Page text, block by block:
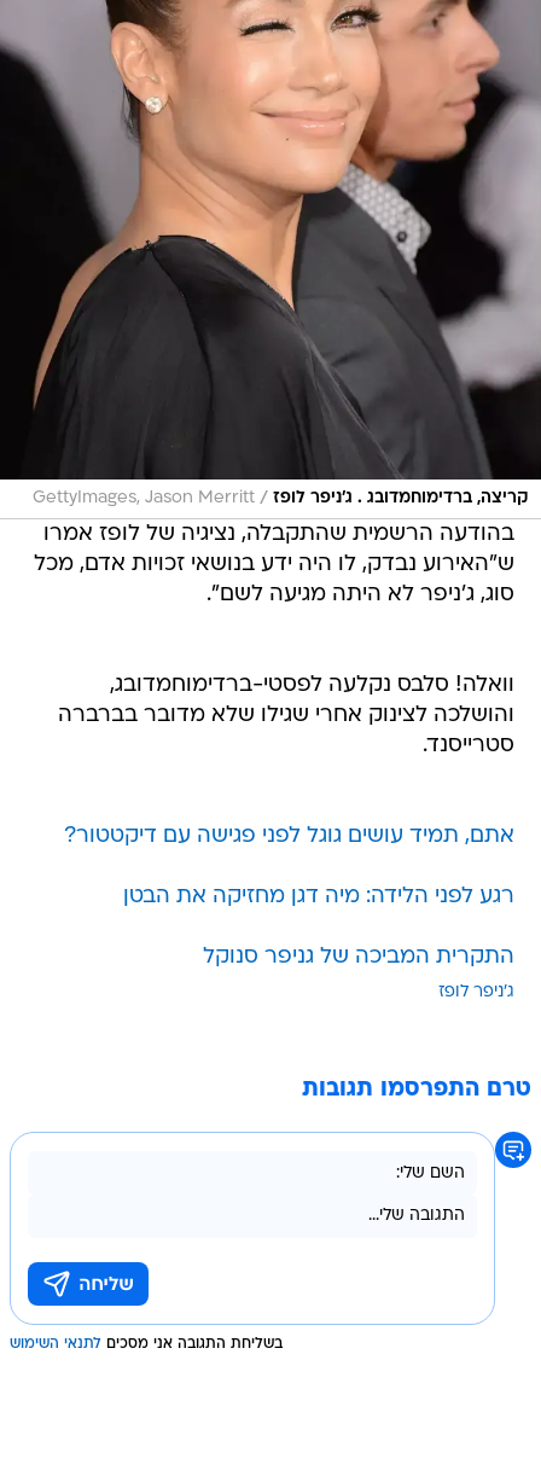
קריצה, ברדימוחמדובג . ג'ניפר לופז /
GettyImages, Jason Merritt
בהודעה הרשמית שהתקבלה, נציגיה של לופז אמרו
ש"האירוע נבדק, לו היה ידע בנושאי זכויות אדם, מכל
סוג, ג'ניפר לא היתה מגיעה לשם".
וואלה! סלבס נקלעה לפסטי-ברדימוחמדובג,
והושלכה לצינוק אחרי שגילו שלא מדובר בברברה
סטרייסנד.
אתם, תמיד עושים גוגל לפני פגישה עם דיקטטור?
רגע לפני הלידה: מיה דגן מחזיקה את הבטן
התקרית המביכה של גניפר סנוקל
ג'ניפר לופז
טרם התפרסמו תגובות
בשליחת התגובה אני מסכים לתנאי השימוש